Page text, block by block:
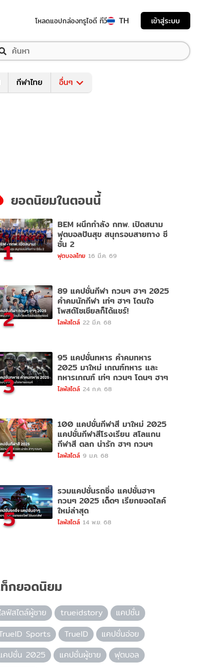
โหลดแอปกล่องทรูไอดี ทีวี TH เข้าสู่ระบบ
กีฬาไทย อื่นๆ
ยอดนิยมในตอนนี้
1
BEM ผนึกกำลัง กทพ. เปิดสนาม
ฟุตบอลปันสุข สนุกรอบสายทาง ซี
ซั่น 2
ฟุตบอลไทย 16 มี.ค. 69
2
89 แคปชั่นกีฬา กวนๆ ฮาๆ 2025
คำคมนักกีฬา เท่ๆ ฮาๆ โดนใจ
โพสต์โซเชียลก็ได้แชร์!
ไลฟ์สไตล์ 22 มี.ค. 68
3
95 แคปชั่นทหาร คำคมทหาร
2025 มาใหม่ เกณฑ์ทหาร และ
ทหารเกณฑ์ เท่ๆ กวนๆ โดนๆ ฮาๆ
ไลฟ์สไตล์ 24 ก.ค. 68
4
100 แคปชั่นกีฬาสี มาใหม่ 2025
แคปชั่นกีฬาสีโรงเรียน สโลแกน
กีฬาสี ตลก น่ารัก ฮาๆ กวนๆ
ไลฟ์สไตล์ 9 ม.ค. 68
5
รวมแคปชั่นรถซิ่ง แคปชั่นฮาๆ
กวนๆ 2025 เด็ดๆ เรียกยอดไลค์
ใหม่ล่าสุด
ไลฟ์สไตล์ 14 พ.ย. 68
กยอดนิยม
ลฟ์สไตล์ผู้ชาย trueidstory
แคปชั่น
Sports
TrueID
แคปชั่นอ่อย
คปชั่น 2025
แคปชั่นผู้ชาย
ฟุตบอล